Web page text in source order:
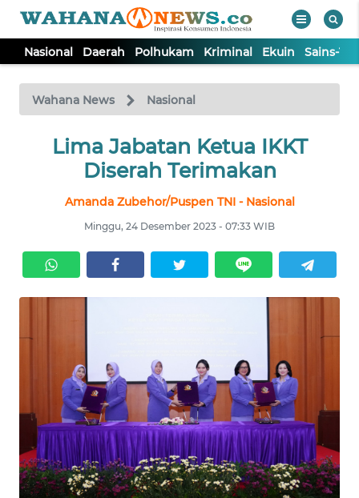
Nasional Daerah Polhukam Kriminal Ekuin Sains-
Wahana News Nasional
Lima Jabatan Ketua IKKT
Diserah Terimakan
Amanda Zubehor/Puspen TNI - Nasional
Minggu, 24 Desember 2023 - 07:33 WIB
TV
Tutup
NASIONAL
POLHUKAM
KRIMINAL
SAINS-TEKNO
KESEHATAN
INTERNASIONAL